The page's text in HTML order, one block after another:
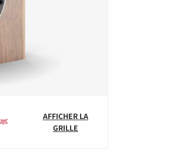
AFFICHER LA
GRILLE